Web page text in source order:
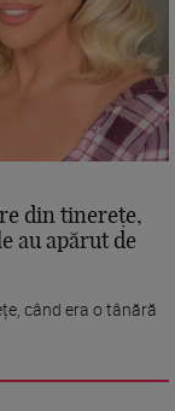
din tinerețe,
au apărut de
când era o tânără